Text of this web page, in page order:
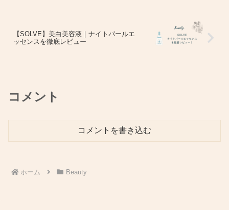
【SOLVE】美白美容液｜ナイトパールエ
ッセンスを徹底レビュー
コメント
コメントを書き込む
ホーム Beauty